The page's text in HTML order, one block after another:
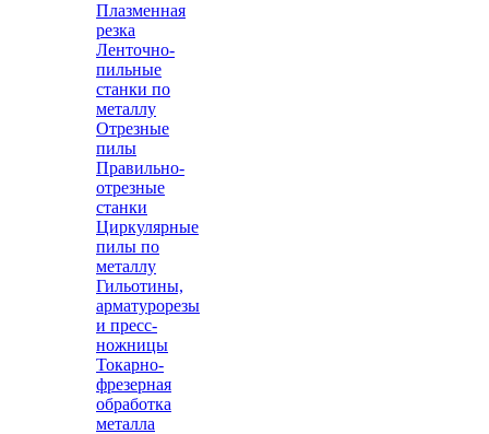
Плазменная
резка
Ленточно-
пильные
станки по
металлу
Отрезные
пилы
Правильно-
отрезные
станки
Циркулярные
пилы по
металлу
Гильотины,
арматурорезы
и пресс-
ножницы
Токарно-
фрезерная
обработка
металла